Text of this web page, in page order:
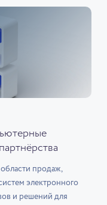
продаж,
электронного
и решений для